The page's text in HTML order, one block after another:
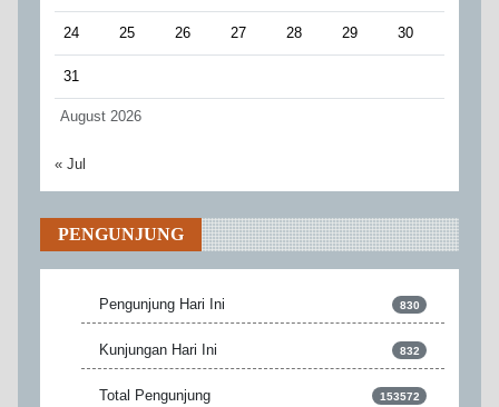
August 2026
24 25 26 27 28 29 30
31
« Jul
PENGUNJUNG
Pengunjung Hari Ini 830
Kunjungan Hari Ini 832
Total Pengunjung 153572